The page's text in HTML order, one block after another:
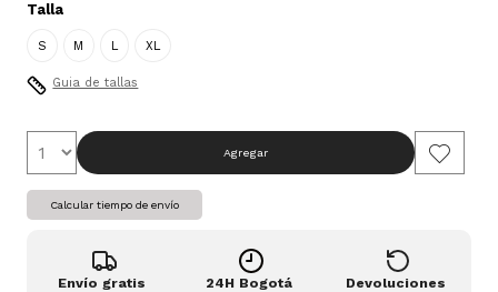
Talla
S M L XL
Guia de tallas
Agregar
Calcular tiempo de envío
Envío gratis 24H Bogotá Devoluciones